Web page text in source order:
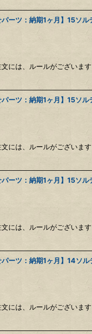
パーツ：納期1ヶ月】15
には、ルールがございま
パーツ：納期1ヶ月】15
には、ルールがございま
パーツ：納期1ヶ月】15
には、ルールがございま
パーツ：納期1ヶ月】14
には、ルールがございま